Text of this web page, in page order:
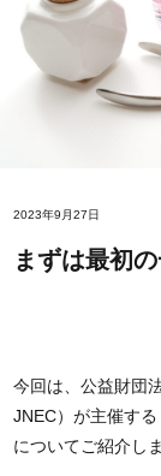
2023年9月27日
まずは最初
今回は、公益財団
JNEC）が主催す
についてご紹介しま